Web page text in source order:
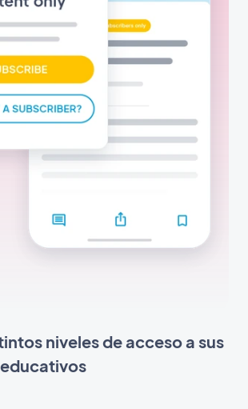
niveles de acceso a sus